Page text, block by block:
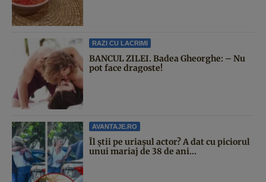
RAZI CU LACRIMI
BANCUL ZILEI. Badea Gheorghe: – Nu
pot face dragoste!
AVANTAJE.RO
Îl știi pe uriașul actor? A dat cu piciorul
unui mariaj de 38 de ani...